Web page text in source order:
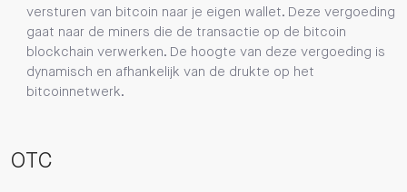
versturen van bitcoin naar je eigen wallet. Deze vergoeding
gaat naar de miners die de transactie op de bitcoin
blockchain verwerken. De hoogte van deze vergoeding is
dynamisch en afhankelijk van de drukte op het
bitcoinnetwerk.
OTC